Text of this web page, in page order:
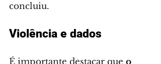
concluiu.
Violência e dados
É importante destacar que o